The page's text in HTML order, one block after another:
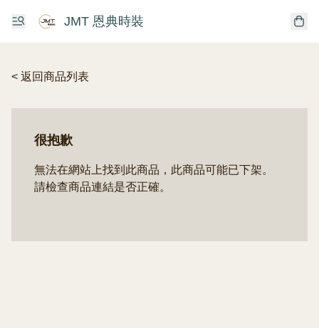
JMT 恩典時裝
< 返回商品列表
很抱歉
無法在網站上找到此商品，此商品可能已下架。
請檢查商品連結是否正確。